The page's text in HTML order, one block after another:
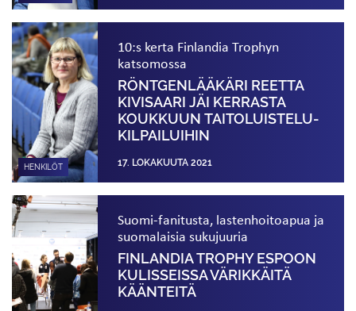
HENKILÖT
10:s kerta Finlandia Trophyn
katsomossa
RÖNTGENLÄÄKÄRI REETTA
KIVISAARI JÄI KERRASTA
KOUKKUUN TAITOLUISTELU­
KILPAILUIHIN
17. LOKAKUUTA 2021
Suomi-fanitusta, lastenhoitoapua ja
suomalaisia sukujuuria
FINLANDIA TROPHY ESPOON
KULISSEISSA VÄRIKKÄITÄ
KÄÄNTEITÄ